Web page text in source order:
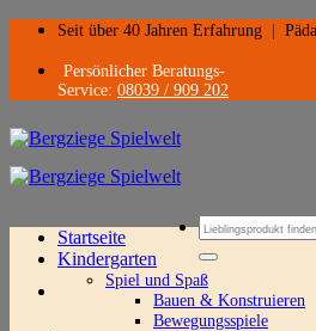
Zum
springen
Seit über 40 Jahren Erfahrung
Persönlicher Beratungs-
Service: 08039 / 909 202
Suchen
nach:
Startseite
Kindergarten
Spiel und Spaß
Bauen & Konstruieren
Bewegungsspiele